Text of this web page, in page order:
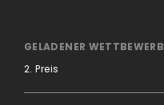
GELADENER WETTBEWERB
2. Preis